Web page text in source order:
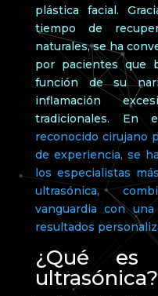
plástica facial.
tiempo de
naturales, se ha
por pacientes que
función de su
inflamación
tradicionales. En
reconocido cirujano
de experiencia, se
los especialistas
ultrasónica,
vanguardia con
resultados
¿Qué es
ultrasónica?